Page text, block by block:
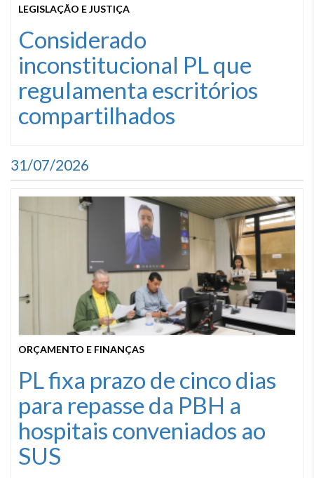
LEGISLAÇÃO E JUSTIÇA
Considerado
inconstitucional PL que
regulamenta escritórios
compartilhados
31/07/2026
ORÇAMENTO E FINANÇAS
PL fixa prazo de cinco dias
para repasse da PBH a
hospitais conveniados ao
SUS